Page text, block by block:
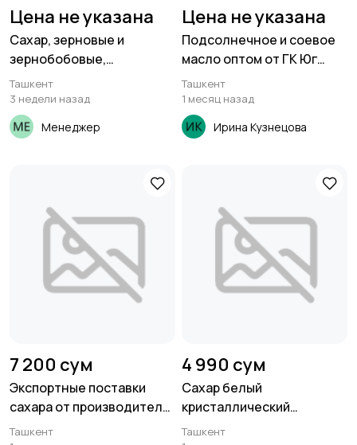
Цена не указана
Сахар, зерновые и
зернобобовые,
масличные культуры,
корма
Ташкент
3 недели назад
Менеджер
Цена не указана
Подсолнечное и соевое
масло оптом от ГК Юг
Руси
Ташкент
1 месяц назад
Ирина Кузнецова
7 200 сум
Экспортные поставки
сахара от производителя
ГК Юг Руси
Ташкент
4 990 сум
Сахар белый
кристаллический
свекловичный ТС2 от
Ташкент